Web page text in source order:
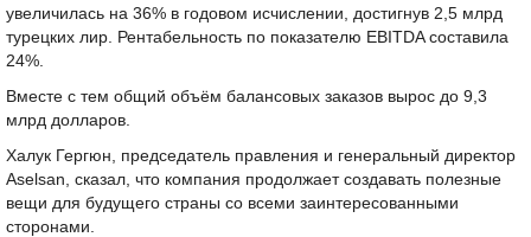
увеличилась на 36% в годовом исчислении, достигнув 2,5 млрд
турецких лир. Рентабельность по показателю EBITDA составила
24%.
Вместе с тем общий объём балансовых заказов вырос до 9,3
млрд долларов.
Халук Гергюн, председатель правления и генеральный директор
Aselsan, сказал, что компания продолжает создавать полезные
вещи для будущего страны со всеми заинтересованными
сторонами.